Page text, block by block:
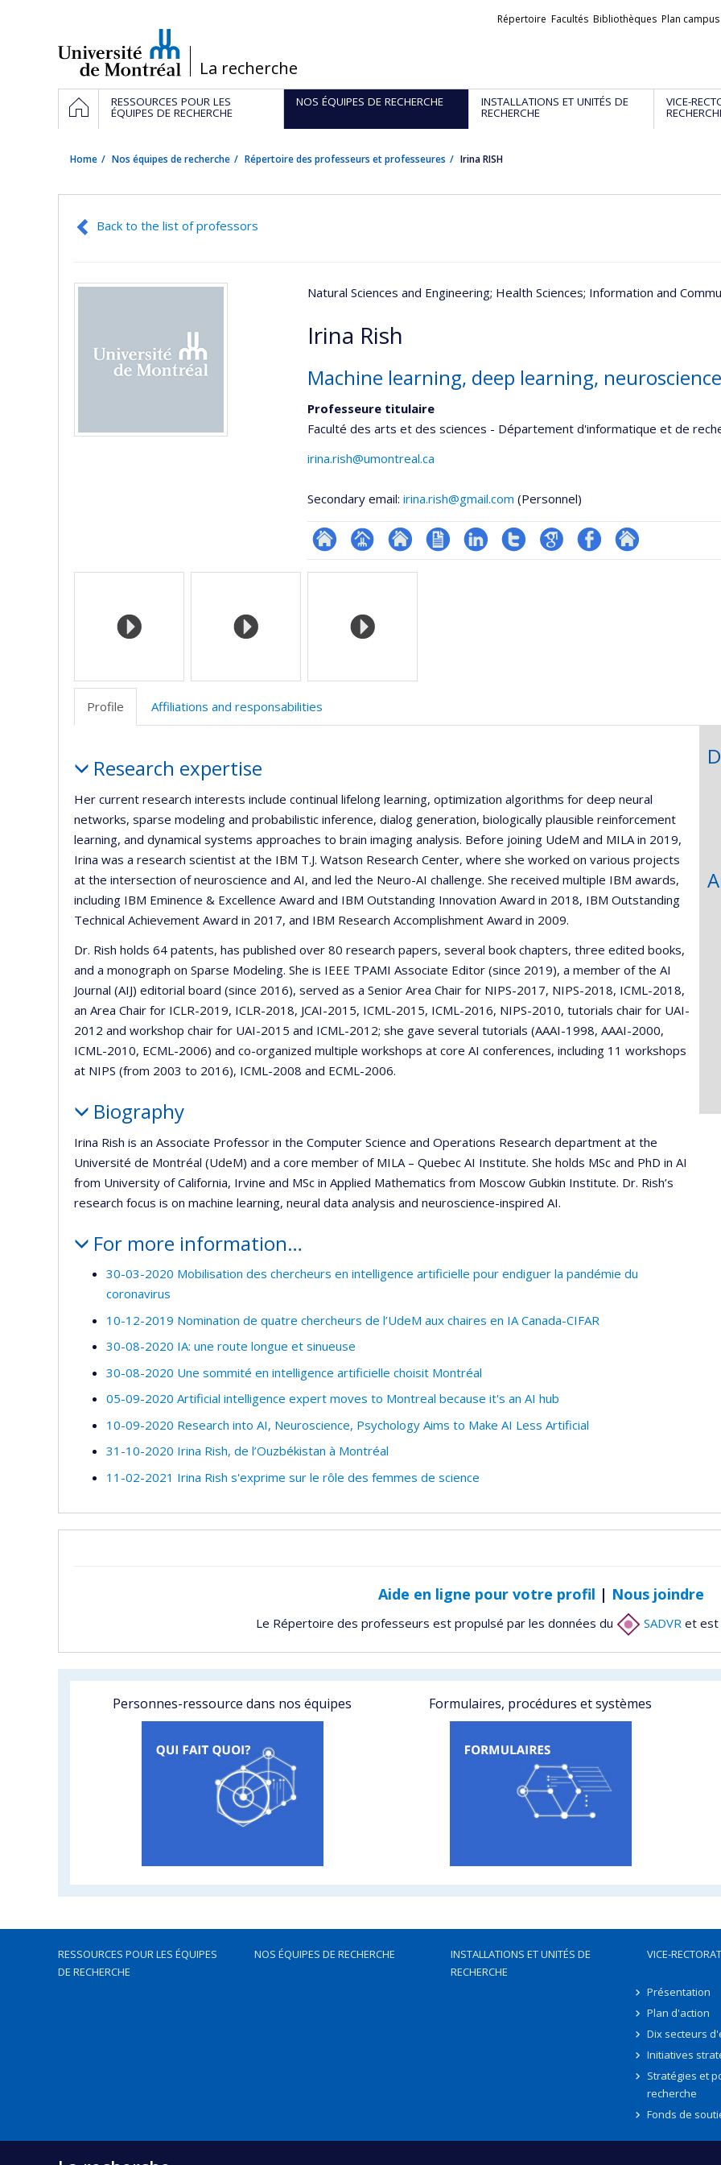
/La recherche
Liens
Répertoire Facultés Bibliothèques Plan campus
Navigation
principale
HOMERESSOURCES POUR LES
ÉQUIPES DE RECHERCHE
NOS ÉQUIPES DE RECHERCHE INSTALLATIONS ET UNITÉS DE
RECHERCHE
VICE-
Home Nos équipes de recherche Répertoire des professeurs et professeures Irina RISH
Back to the list of professors
Natural Sciences and Engineering; Health Sciences; Information and
Irina Rish
Machine learning, deep learning, neuroscience
Professeure titulaire
Faculté des arts et des sciences - Département d'informatique et de
irina.rish@umontreal.ca
Secondary email: irina.rish@gmail.com (Personnel)
ResearchGate
Page Site
CV
LinkedInCompteGoogleProfil Autre
Media
Profile Affiliations and responsabilities
Research expertise
Her current research interests include continual lifelong learning, optimization algorithms for deep neural
networks, sparse modeling and probabilistic inference, dialog generation, biologically plausible reinforcement
learning, and dynamical systems approaches to brain imaging analysis. Before joining UdeM and MILA in 2019,
Irina was a research scientist at the IBM T.J. Watson Research Center, where she worked on various projects
at the intersection of neuroscience and AI, and led the Neuro-AI challenge. She received multiple IBM awards,
including IBM Eminence & Excellence Award and IBM Outstanding Innovation Award in 2018, IBM Outstanding
Technical Achievement Award in 2017, and IBM Research Accomplishment Award in 2009.
Dr. Rish holds 64 patents, has published over 80 research papers, several book chapters, three edited books,
and a monograph on Sparse Modeling. She is IEEE TPAMI Associate Editor (since 2019), a member of the AI
Journal (AIJ) editorial board (since 2016), served as a Senior Area Chair for NIPS-2017, NIPS-2018, ICML-2018,
an Area Chair for ICLR-2019, ICLR-2018, JCAI-2015, ICML-2015, ICML-2016, NIPS-2010, tutorials chair for UAI-
2012 and workshop chair for UAI-2015 and ICML-2012; she gave several tutorials (AAAI-1998, AAAI-2000,
ICML-2010, ECML-2006) and co-organized multiple workshops at core AI conferences, including 11 workshops
at NIPS (from 2003 to 2016), ICML-2008 and ECML-2006.
Biography
Irina Rish is an Associate Professor in the Computer Science and Operations Research department at the
Université de Montréal (UdeM) and a core member of MILA – Quebec AI Institute. She holds MSc and PhD in AI
from University of California, Irvine and MSc in Applied Mathematics from Moscow Gubkin Institute. Dr. Rish’s
research focus is on machine learning, neural data analysis and neuroscience-inspired AI.
For more information…
30-03-2020 Mobilisation des chercheurs en intelligence artificielle pour endiguer la pandémie du
coronavirus
10-12-2019 Nomination de quatre chercheurs de l’UdeM aux chaires en IA Canada-CIFAR
30-08-2020 IA: une route longue et sinueuse
30-08-2020 Une sommité en intelligence artificielle choisit Montréal
05-09-2020 Artificial intelligence expert moves to Montreal because it's an AI hub
10-09-2020 Research into AI, Neuroscience, Psychology Aims to Make AI Less Artificial
31-10-2020 Irina Rish, de l’Ouzbékistan à Montréal
11-02-2021 Irina Rish s'exprime sur le rôle des femmes de science
Aide en ligne pour votre profil | Nous joindre
Le Répertoire des professeurs est propulsé par les données du SADVRet est
Personnes-ressource dans nos équipes Formulaires, procédures et systèmes
RESSOURCES POUR LES ÉQUIPES
DE RECHERCHE
NOS ÉQUIPES DE RECHERCHE
INSTALLATIONS ET UNITÉS DE
RECHERCHE
VICE-
Présentation
Plan d'action
Dix secteurs
Initiatives
Stratégies et
recherche
Fonds de